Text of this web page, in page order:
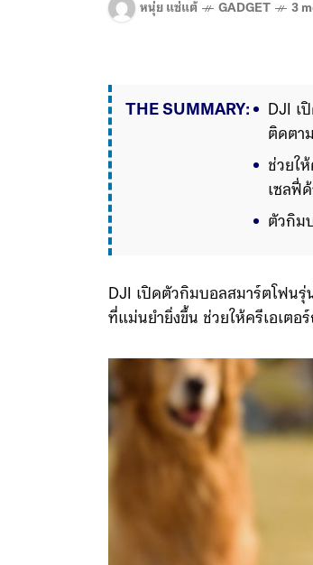
หนุ่ย แซ่แต้ GADGET 3
THE SUMMARY:
DJI เ
ติดตา
ช่วยใ
เซลฟี่
ตัวกิม
ด้านฮ
DJI เปิดตัวกิมบอลสมาร์ตโฟนรุ่
ที่แม่นยำยิ่งขึ้น ช่วยให้ครีเอเตอ